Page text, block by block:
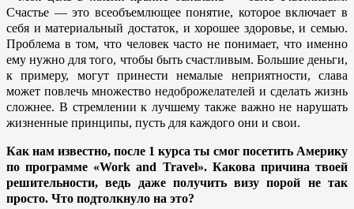
Счастье — это всеобъемлющее понятие, которое включает в
себя и материальный достаток, и хорошее здоровье, и семью.
Проблема в том, что человек часто не понимает, что именно
ему нужно для того, чтобы быть счастливым. Большие деньги,
к примеру, могут принести немалые неприятности, слава
может повлечь множество недоброжелателей и сделать жизнь
сложнее. В стремлении к лучшему также важно не нарушать
жизненные принципы, пусть для каждого они и свои.
Как нам известно, после 1 курса ты смог посетить Америку
по программе «Work and Travel». Какова причина твоей
решительности, ведь даже получить визу порой не так
просто. Что подтолкнуло на это?